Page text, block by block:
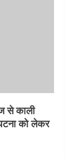
से काली
को लेकर